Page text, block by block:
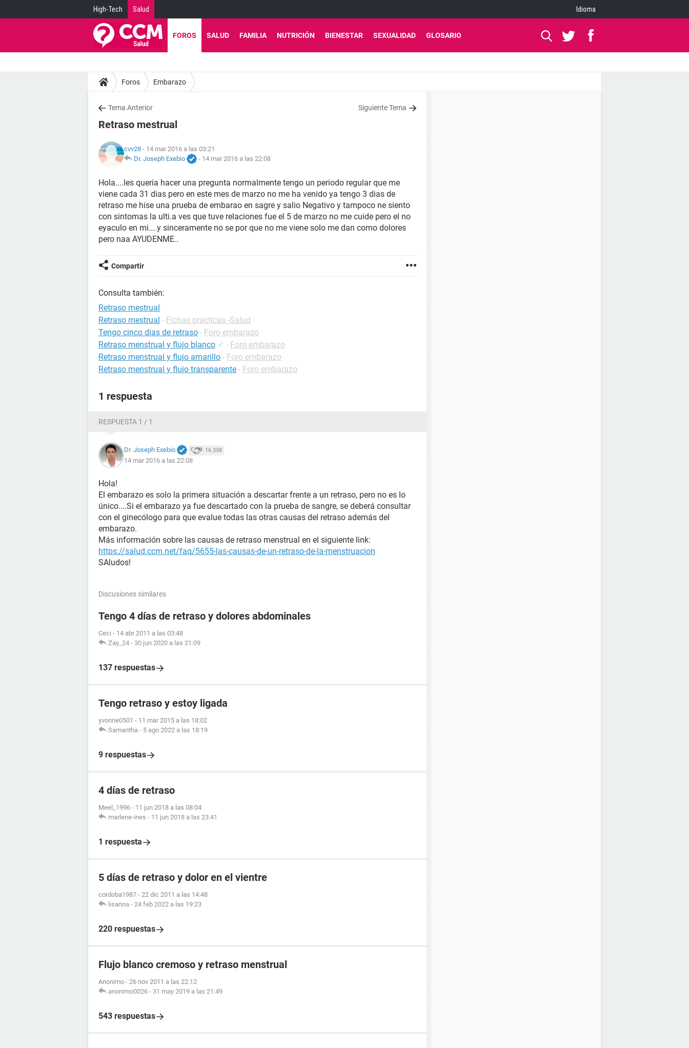
High-Tech Salud Idioma
FOROS SALUD FAMILIA NUTRICIÓN BIENESTAR SEXUALIDAD GLOSARIO
Foros Embarazo
Tema Anterior Siguiente Tema
Retraso mestrual
cvv28 - 14 mar 2016 a las 03:21
Dr. Joseph Exebio
- 14 mar 2016 a las 22:08
Hola....les queria hacer una pregunta normalmente tengo un periodo regular que me
viene cada 31 dias pero en este mes de marzo no me ha venido ya tengo 3 dias de
retraso me hise una prueba de embarao en sagre y salio Negativo y tampoco ne siento
con sintomas la ulti.a ves que tuve relaciones fue el 5 de marzo no me cuide pero el no
eyaculo en mi....y sinceramente no se por que no me viene solo me dan como dolores
pero naa AYUDENME..
Compartir
Consulta también:
Retraso mestrual
Retraso mestrual - Fichas prácticas -Salud
Tengo cinco dias de retraso - Foro embarazo
Retraso menstrual y flujo blanco ✓ - Foro embarazo
Retraso menstrual y flujo amarillo - Foro embarazo
Retraso menstrual y flujo transparente - Foro embarazo
1 respuesta
RESPUESTA 1 / 1
Dr. Joseph Exebio 16.358
14 mar 2016 a las 22:08
Hola!
El embarazo es solo la primera situación a descartar frente a un retraso, pero no es lo
único....Si el embarazo ya fue descartado con la prueba de sangre, se deberá consultar
con el ginecólogo para que evalue todas las otras causas del retraso además del
embarazo.
Más información sobre las causas de retraso menstrual en el siguiente link:
https://salud.ccm.net/faq/5655-las-causas-de-un-retraso-de-la-menstruacion
SAludos!
Discusiones similares
Tengo 4 días de retraso y dolores abdominales
Ceci - 14 abr 2011 a las 03:48
Zay_24 - 30 jun 2020 a las 21:09
137 respuestas
Tengo retraso y estoy ligada
yvonne0501 - 11 mar 2015 a las 18:02
Samantha - 5 ago 2022 a las 18:19
9 respuestas
4 días de retraso
Meel_1996 - 11 jun 2018 a las 08:04
marlene-ines - 11 jun 2018 a las 23:41
1 respuesta
5 días de retraso y dolor en el vientre
cordoba1987 - 22 dic 2011 a las 14:48
lisanna - 24 feb 2022 a las 19:23
220 respuestas
Flujo blanco cremoso y retraso menstrual
Anonimo - 26 nov 2011 a las 22:12
anonimo0026 - 31 may 2019 a las 21:49
543 respuestas